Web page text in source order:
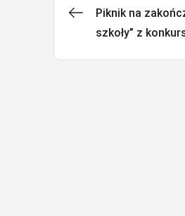
Piknik na
szkoły” z